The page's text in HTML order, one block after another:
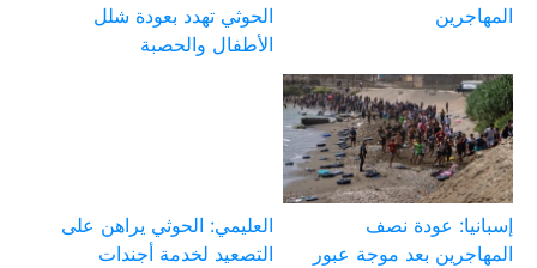
المهاجرين
الحوثي تهدد بعودة شلل
الأطفال والحصبة
إسبانيا: عودة نصف
المهاجرين بعد موجة عبور
العليمي: الحوثي يراهن على
التصعيد لخدمة أجندات